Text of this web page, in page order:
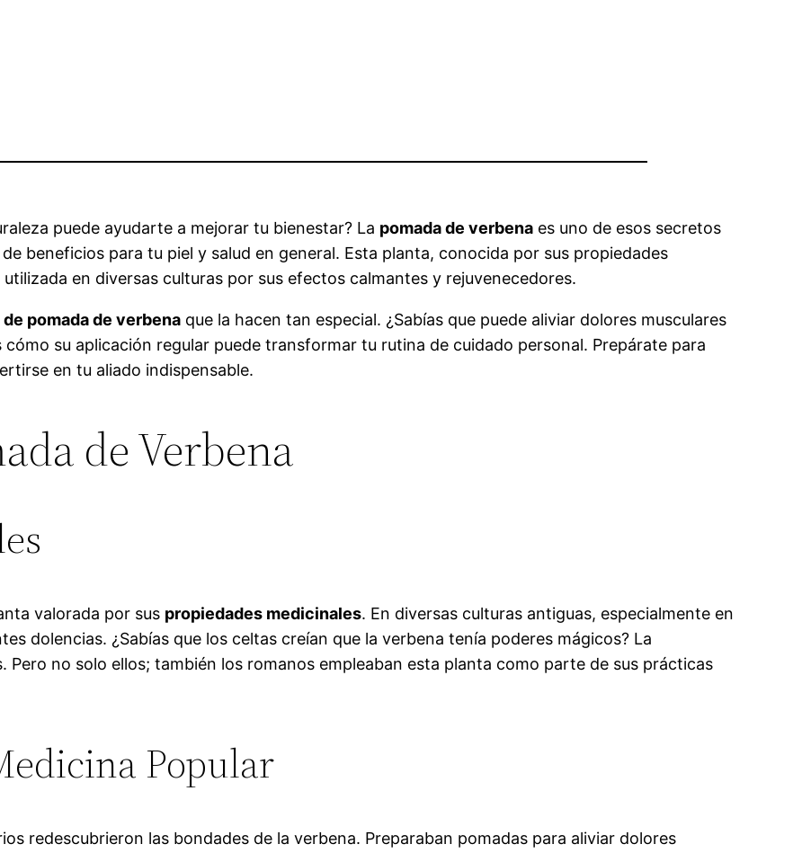
puede ayudarte a mejorar tu bienestar? La pomada de verbena es uno de esos secretos
beneficios para tu piel y salud en general. Esta planta, conocida por sus propiedades
en diversas culturas por sus efectos calmantes y rejuvenecedores.
pomada de verbena que la hacen tan especial. ¿Sabías que puede aliviar dolores musculares
su aplicación regular puede transformar tu rutina de cuidado personal. Prepárate para
en tu aliado indispensable.
de Verbena
valorada por sus propiedades medicinales. En diversas culturas antiguas, especialmente en
dolencias. ¿Sabías que los celtas creían que la verbena tenía poderes mágicos? La
Pero no solo ellos; también los romanos empleaban esta planta como parte de sus prácticas
Popular
redescubrieron las bondades de la verbena. Preparaban pomadas para aliviar dolores